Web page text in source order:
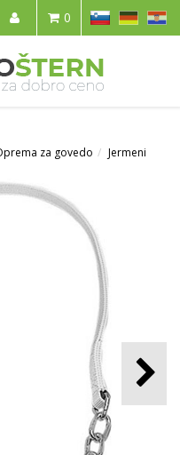
IŠČI
SL HR
0
za govedo Jermeni